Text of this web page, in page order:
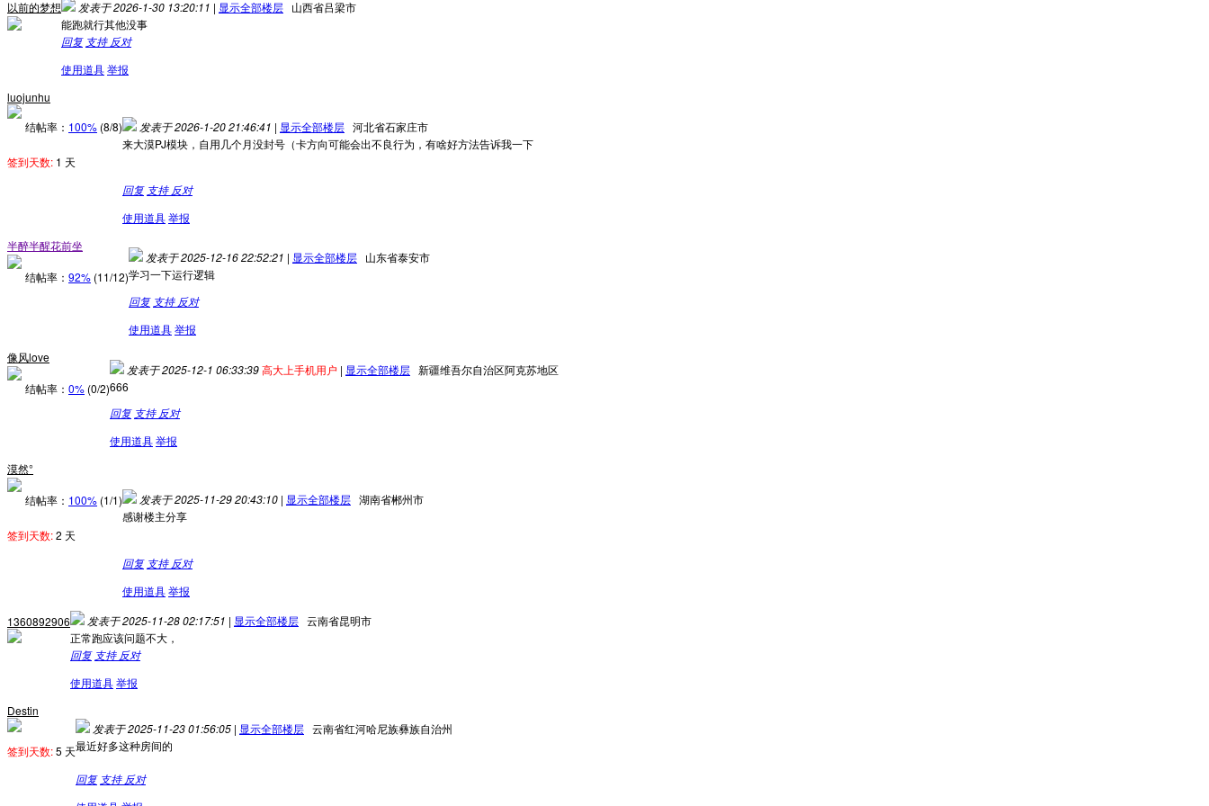
以前的梦想
发表于 2026-1-30 13:20:11 | 显示全部楼层 山西省吕梁市
能跑就行其他没事
回复 支持 反对
使用道具举报
luojunhu
结帖率： 100% (8/8)
签到天数: 1 天
发表于 2026-1-20 21:46:41 | 显示全部楼层 河北省石家庄市
来大漠PJ模块，自用几个月没封号（卡方向可能会出不良行为，有啥好方法告诉我一下
回复 支持 反对
使用道具举报
半醉半醒花前坐
结帖率： 92% (11/12)
发表于 2025-12-16 22:52:21 | 显示全部楼层 山东省泰安市
学习一下运行逻辑
回复 支持 反对
使用道具举报
像风love
结帖率： 0% (0/2)
发表于 2025-12-1 06:33:39高大上手机用户 | 显示全部楼层 新疆维吾尔自治区阿克苏地区
666
回复 支持 反对
使用道具举报
漠然°
结帖率： 100% (1/1)
签到天数:2 天
发表于 2025-11-29 20:43:10 | 显示全部楼层 湖南省郴州市
感谢楼主分享
回复 支持 反对
使用道具举报
1360892906
发表于 2025-11-28 02:17:51 | 显示全部楼层 云南省昆明市
正常跑应该问题不大，
回复 支持 反对
使用道具举报
Destin
签到天数:5 天
发表于 2025-11-23 01:56:05 | 显示全部楼层 云南省红河哈尼族彝族自治州
最近好多这种房间的
回复 支持 反对